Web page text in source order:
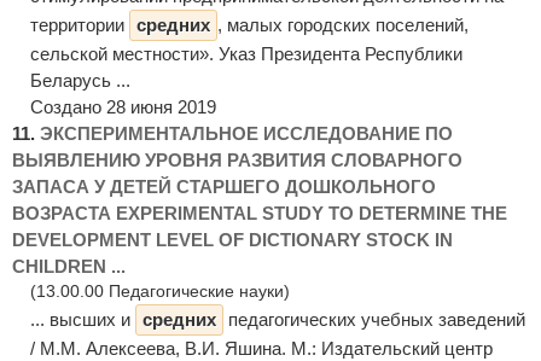
территории средних , малых городских поселений,
сельской местности». Указ Президента Республики
Беларусь ...
Создано 28 июня 2019
11. ЭКСПЕРИМЕНТАЛЬНОЕ ИССЛЕДОВАНИЕ ПО
ВЫЯВЛЕНИЮ УРОВНЯ РАЗВИТИЯ СЛОВАРНОГО
ЗАПАСА У ДЕТЕЙ СТАРШЕГО ДОШКОЛЬНОГО
ВОЗРАСТА EXPERIMENTAL STUDY TO DETERMINE THE
DEVELOPMENT LEVEL OF DICTIONARY STOCK IN
CHILDREN ...
(13.00.00 Педагогические науки)
... высших и средних
педагогических учебных заведений
/ М.М. Алексеева, В.И. Яшина. М.: Издательский центр